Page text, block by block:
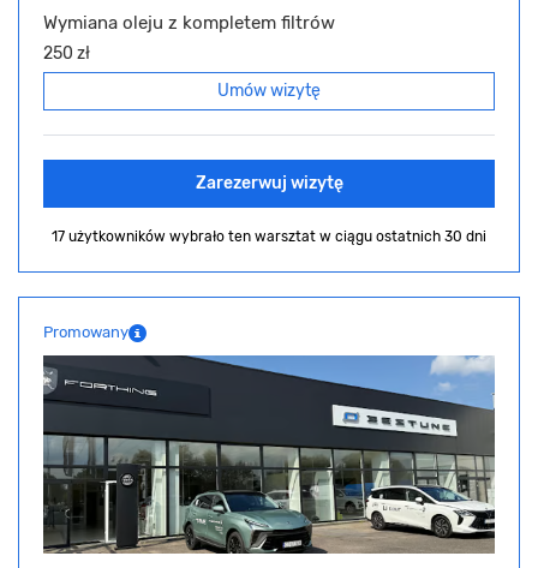
Wymiana oleju z kompletem filtrów
250 zł
Umów wizytę
Zarezerwuj wizytę
17 użytkowników wybrało ten warsztat w ciągu ostatnich 30 dni
Promowany